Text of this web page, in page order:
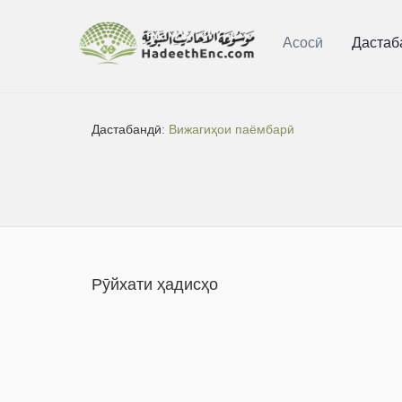
Асосӣ
Дастабандӣ: Вижагиҳои паёмбарӣ
Рӯйхати ҳадисҳо